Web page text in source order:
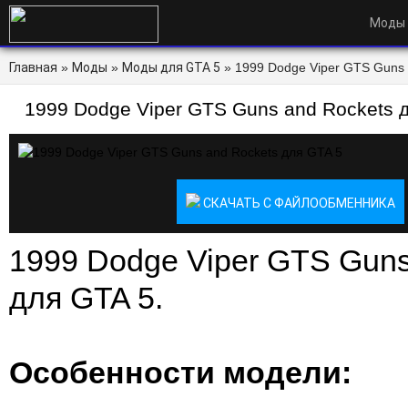
Моды
Главная » Моды » Моды для GTA 5 » 1999 Dodge Viper GTS
1999 Dodge Viper GTS Guns and Rockets
СКАЧАТЬ С ФАЙЛООБМЕННИКА
1999 Dodge Viper GTS
для GTA 5.
Особенности модели: